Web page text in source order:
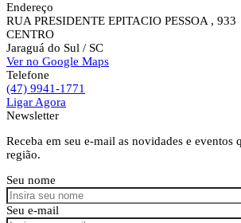
Endereço
RUA PRESIDENTE EPITACIO PESSOA , 933
CENTRO
Jaraguá do Sul / SC
Ver no Google Maps
Telefone
(47) 9941-1771
Ligar Agora
Newsletter
Receba em seu e-mail as novidades e eventos
região.
Seu nome
Seu e-mail